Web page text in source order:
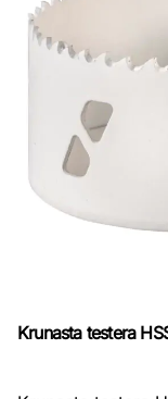
Krunasta testera